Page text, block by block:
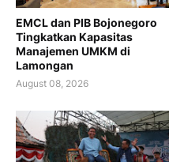
EMCL dan PIB Bojonegoro
Tingkatkan Kapasitas
Manajemen UMKM di
Lamongan
August 08, 2026